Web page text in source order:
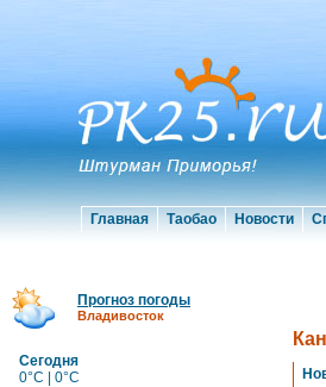
Главная Таобао Новости
Прогноз погоды
Владивосток
Сегодня
0°C | 0°C